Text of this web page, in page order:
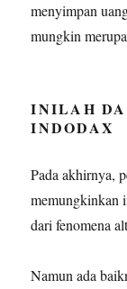
menyimpan
mungkin
INILAH
INDODAX
Pada akhirnya,
memungkinkan
dari fenomena
Namun ada